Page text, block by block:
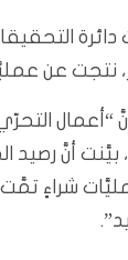
التحقيقات
أنَّ “أعمال
شراءٍ تمَّت